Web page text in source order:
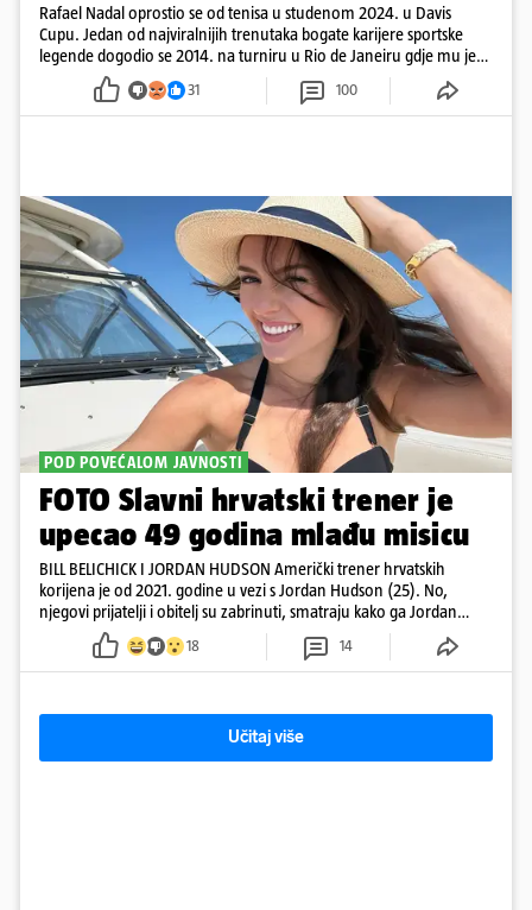
Rafael Nadal oprostio se od tenisa u studenom 2024. u Davis
Cupu. Jedan od najviralnijih trenutaka bogate karijere sportske
legende dogodio se 2014. na turniru u Rio de Janeiru gdje mu je
pažnju odvlačila ljepotica iza klupe
31 100
POD POVEĆALOM JAVNOSTI
FOTO Slavni hrvatski trener je
upecao 49 godina mlađu misicu
BILL BELICHICK I JORDAN HUDSON Američki trener hrvatskih
korijena je od 2021. godine u vezi s Jordan Hudson (25). No,
njegovi prijatelji i obitelj su zabrinuti, smatraju kako ga Jordan
kontrolira
18 14
Učitaj više